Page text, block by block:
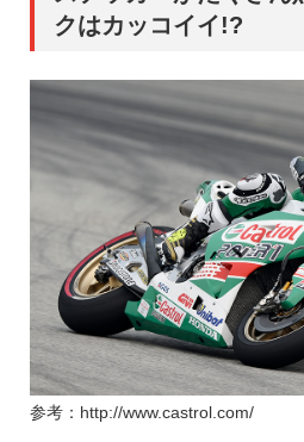
クはカッコイイ!?
参考：http://www.castrol.com/